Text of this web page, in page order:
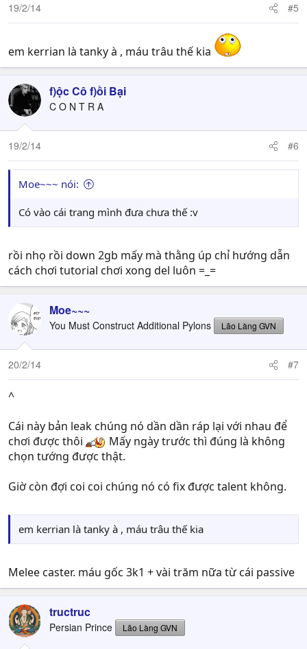
19/2/14 #5
em kerrian là tanky à , máu trâu thế kia
f)ộc Cô f)ồi Bại
C O N T R A
19/2/14 #6
Moe~~~ nói:
Có vào cái trang mình đưa chưa thế :v
rồi nhọ rồi down 2gb mấy mà thằng úp chỉ hướng dẫn
cách chơi tutorial chơi xong del luôn =_=
Moe~~~
You Must Construct Additional Pylons Lão Làng GVN
20/2/14 #7
^
Cái này bản leak chúng nó dần dần ráp lại với nhau để
chơi được thôi
Mấy ngày trước thì đúng là không
chọn tướng được thật.
Giờ còn đợi coi coi chúng nó có fix được talent không.
em kerrian là tanky à , máu trâu thế kia
Melee caster. máu gốc 3k1 + vài trăm nữa từ cái passive
tructruc
Persian Prince Lão Làng GVN